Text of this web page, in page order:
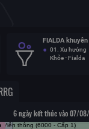
FIALDA
01. Xu hướng
Khỏe - Fialda
6 ngày kết thúc vào 07/